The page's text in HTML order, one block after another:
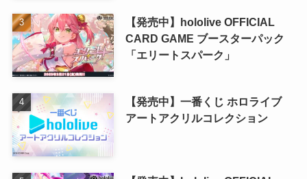
【発売中】hololive OFFICIAL
CARD GAME ブースターパック
「エリートスパーク」
【発売中】一番くじ ホロライブ
アートアクリルコレクション